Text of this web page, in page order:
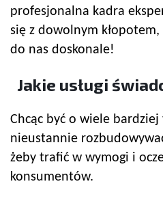
profesjonalna kadra
się z dowolnym
do nas doskonale!
Jakie usługi
Chcąc być o wiele
nieustannie
żeby trafić w wymogi i
konsumentów.